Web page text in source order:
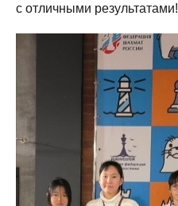
с отличными результатами!